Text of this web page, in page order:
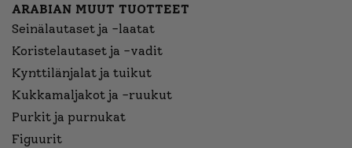
ARABIAN MUUT TUOTTEET
Seinälautaset ja -laatat
Koristelautaset ja -vadit
Kynttilänjalat ja tuikut
Kukkamaljakot ja -ruukut
Purkit ja purnukat
Figuurit